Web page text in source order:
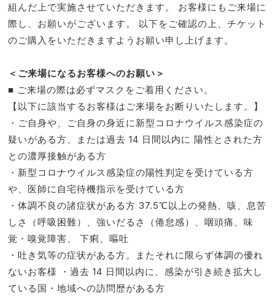
組んだ上で実施させていただきます。 お客様にもご来場に
際し、お願いがございます。 以下をご確認の上、チケット
のご購入をいただきますようお願い申し上げます。
＜ご来場になるお客様へのお願い＞
■ ご来場の際は必ずマスクをご着用ください。
【以下に該当するお客様はご来場をお断りいたします。】
・ご自身や、ご自身の身近に新型コロナウイルス感染症の
疑いがある方、または過去 14 日間以内に 陽性とされた方
との濃厚接触がある方
・新型コロナウイルス感染症の陽性判定を受けている方
や、医師に自宅待機指示を受けている方
・体調不良の諸症状がある方 37.5℃以上の発熱、咳、息苦
しさ（呼吸困難）、強いだるさ（倦怠感）、咽頭痛、味
覚・嗅覚障害、 下痢、嘔吐
・吐き気等の症状がある方。またそれに限らず体調の優れ
ないお客様 ・過去 14 日間以内に、感染が引き続き拡大し
ている国・地域への訪問歴がある方